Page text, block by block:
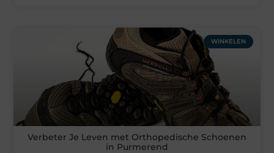
WINKELEN
Verbeter Je Leven met Orthopedische Schoenen
in Purmerend